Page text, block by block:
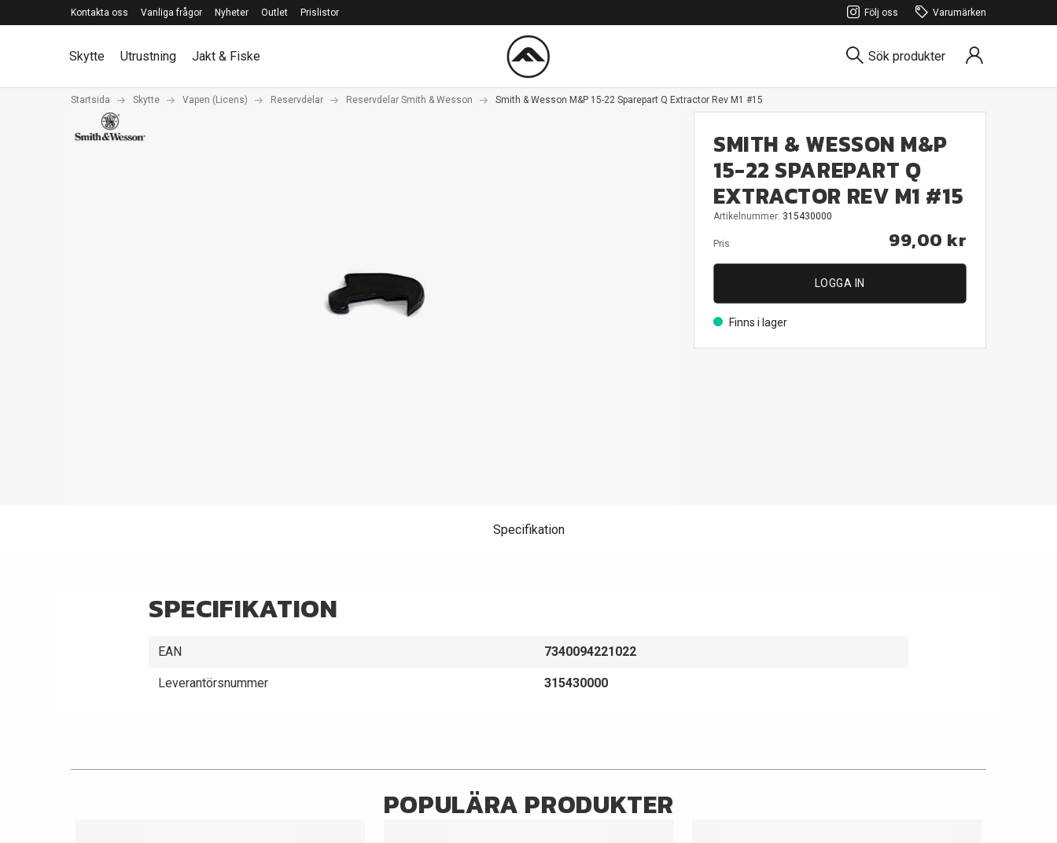
Kontakta oss Vanliga frågor Nyheter Outlet Prislistor Följ oss Varumärken
Skytte Utrustning Jakt & Fiske Sök produkter
Startsida Skytte Vapen (Licens) Reservdelar Reservdelar Smith & Wesson Smith & Wesson M&P 15-22 Sparepart Q Extractor Rev M1 #15
SMITH & WESSON M&P
15-22 SPAREPART Q
EXTRACTOR REV M1 #15
Artikelnummer: 315430000
Pris 99,00 kr
LOGGA IN
Finns i lager
Specifikation
SPECIFIKATION
EAN 7340094221022
Leverantörsnummer 315430000
POPULÄRA PRODUKTER